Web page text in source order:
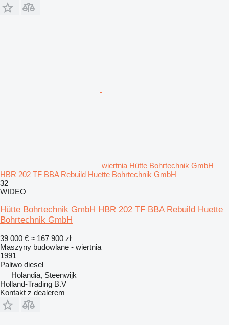
wiertnia Hütte Bohrtechnik GmbH
HBR 202 TF BBA Rebuild Huette Bohrtechnik GmbH
32
WIDEO
Hütte Bohrtechnik GmbH HBR 202 TF BBA Rebuild Huette
Bohrtechnik GmbH
39 000 € ≈ 167 900 zł
Maszyny budowlane - wiertnia
1991
Paliwo diesel
Holandia, Steenwijk
Holland-Trading B.V
Kontakt z dealerem